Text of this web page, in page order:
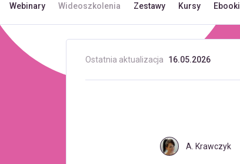
Webinary Wideoszkolenia Zestawy Kursy Ebooki
Ostatnia aktualizacja 16.05.2026
A. Krawczyk